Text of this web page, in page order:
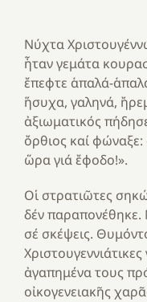
Νύχτα
ἦταν γεμάτα
ἔπεφτε ἁπαλά-
ἥσυχα, γαληνά,
ἀξιωματικός
ὄρθιος καί φώναξε:
ὥρα γιά ἔφοδο!».
Οἱ στρατιῶτες
δέν παραπονέθηκε.
σέ σκέψεις.
ἀγαπημένα τους
οἰκογενειακῆς